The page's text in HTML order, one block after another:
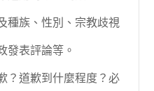
種族、性別、宗教歧視
發表評論等。
？道歉到什麼程度？必